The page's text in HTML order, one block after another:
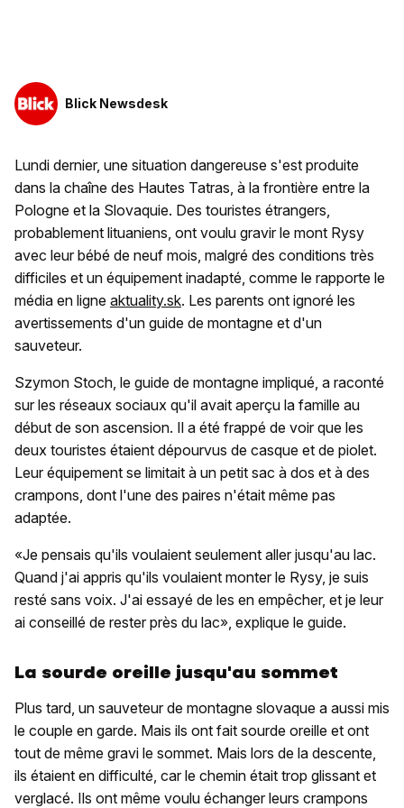
Blick Newsdesk
Lundi dernier, une situation dangereuse s'est produite
dans la chaîne des Hautes Tatras, à la frontière entre la
Pologne et la Slovaquie. Des touristes étrangers,
probablement lituaniens, ont voulu gravir le mont Rysy
avec leur bébé de neuf mois, malgré des conditions très
difficiles et un équipement inadapté, comme le rapporte le
média en ligne aktuality.sk. Les parents ont ignoré les
avertissements d'un guide de montagne et d'un
sauveteur.
Szymon Stoch, le guide de montagne impliqué, a raconté
sur les réseaux sociaux qu'il avait aperçu la famille au
début de son ascension. Il a été frappé de voir que les
deux touristes étaient dépourvus de casque et de piolet.
Leur équipement se limitait à un petit sac à dos et à des
crampons, dont l'une des paires n'était même pas
adaptée.
«Je pensais qu'ils voulaient seulement aller jusqu'au lac.
Quand j'ai appris qu'ils voulaient monter le Rysy, je suis
resté sans voix. J'ai essayé de les en empêcher, et je leur
ai conseillé de rester près du lac», explique le guide.
La sourde oreille jusqu'au sommet
Plus tard, un sauveteur de montagne slovaque a aussi mis
le couple en garde. Mais ils ont fait sourde oreille et ont
tout de même gravi le sommet. Mais lors de la descente,
ils étaient en difficulté, car le chemin était trop glissant et
verglacé. Ils ont même voulu échanger leurs crampons